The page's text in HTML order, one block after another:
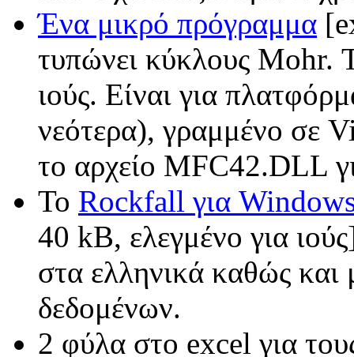
Ένα μικρό πρόγραμμα
τυπώνει κύκλους Mohr.
ιούς. Είναι για
νεότερα), γραμμένο σε
το αρχείο MFC42.DLL
Το Rockfall για
40 kB, ελεγμένο για
στα ελληνικά καθώς και
δεδομένων.
2 φύλα στο excel για